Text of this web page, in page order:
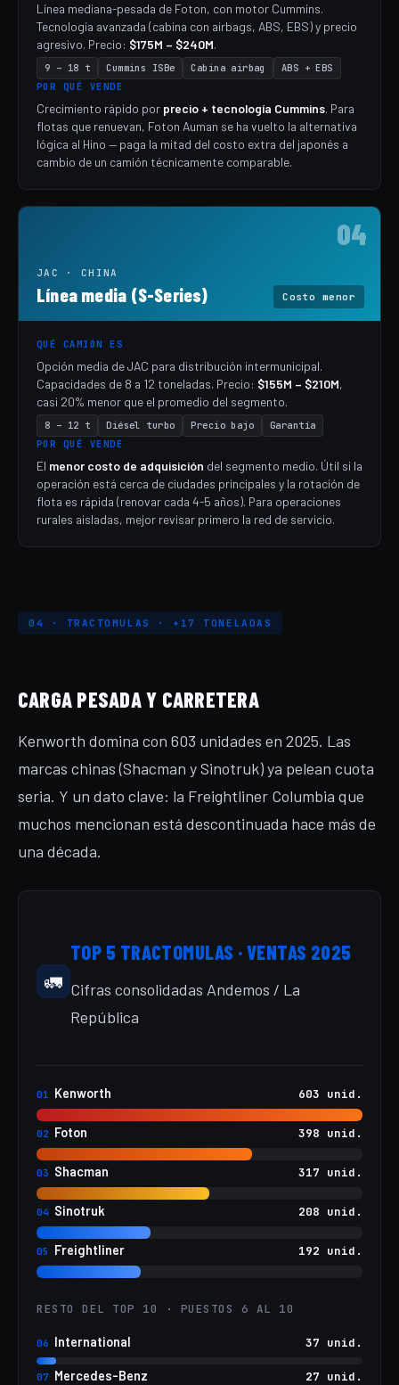
Línea mediana-pesada de Foton, con motor Cummins.
Tecnología avanzada (cabina con airbags, ABS, EBS) y precio
agresivo. Precio: $175M – $240M.
9 – 18 t Cummins ISBe Cabina airbag
ABS + EBS
POR QUÉ VENDE
Crecimiento rápido por precio + tecnología Cummins. Para
flotas que renuevan, Foton Auman se ha vuelto la alternativa
lógica al Hino — paga la mitad del costo extra del japonés a
cambio de un camión técnicamente comparable.
04
JAC · CHINA
Línea media (S-Series) Costo menor
QUÉ CAMIÓN ES
Opción media de JAC para distribución intermunicipal.
Capacidades de 8 a 12 toneladas. Precio: $155M – $210M,
casi 20% menor que el promedio del segmento.
8 – 12 t Diésel turbo Precio bajo
Garantía
POR QUÉ VENDE
El menor costo de adquisición del segmento medio. Útil si la
operación está cerca de ciudades principales y la rotación de
flota es rápida (renovar cada 4-5 años). Para operaciones
rurales aisladas, mejor revisar primero la red de servicio.
04 · TRACTOMULAS · +17 TONELADAS
CARGA PESADA Y CARRETERA
Kenworth domina con 603 unidades en 2025. Las
marcas chinas (Shacman y Sinotruk) ya pelean cuota
seria. Y un dato clave: la Freightliner Columbia que
muchos mencionan está descontinuada hace más de
una década.
🚛
TOP 5 TRACTOMULAS · VENTAS 2025
Cifras consolidadas Andemos / La
República
01 Kenworth 603 unid.
02 Foton 398 unid.
03 Shacman 317 unid.
04 Sinotruk 208 unid.
05 Freightliner 192 unid.
RESTO DEL TOP 10 · PUESTOS 6 AL 10
06 International 37 unid.
07 Mercedes-Benz 27 unid.